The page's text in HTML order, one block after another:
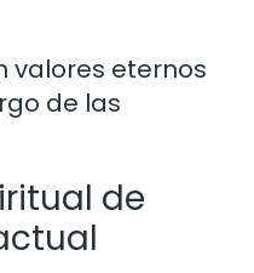
valores eternos
de las
de